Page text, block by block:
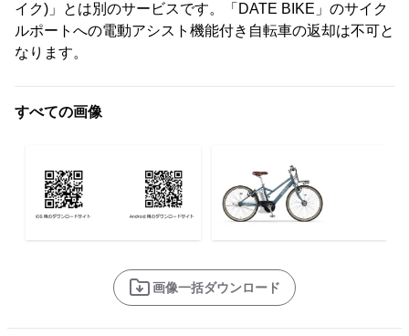
イク)」とは別のサービスです。「DATE BIKE」のサイク
ルポートへの電動アシスト機能付き自転車の返却は不可と
なります。
すべての画像
画像一括ダウンロード